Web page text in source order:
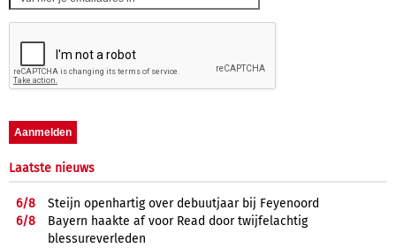
Laatste nieuws
6/8
Steijn openhartig over debuutjaar bij Feyenoord
6/8
Bayern haakte af voor Read door twijfelachtig
blessureverleden